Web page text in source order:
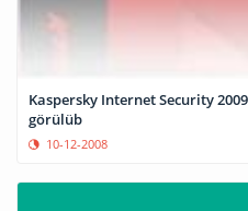
Kaspersky Internet Security
görülüb
10-12-2008